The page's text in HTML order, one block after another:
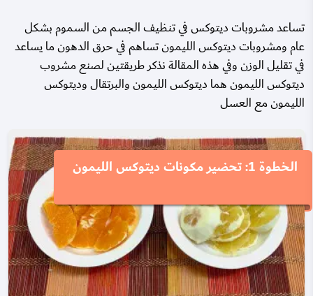
تساعد مشروبات ديتوكس في تنظيف الجسم من السموم بشكل
عام ومشروبات ديتوكس الليمون تساهم في حرق الدهون ما يساعد
في تقليل الوزن وفي هذه المقالة نذكر طريقتين لصنع مشروب
ديتوكس الليمون هما ديتوكس الليمون والبرتقال وديتوكس
الليمون مع العسل
الخطوة 1: تحضير مكونات ديتوكس الليمون